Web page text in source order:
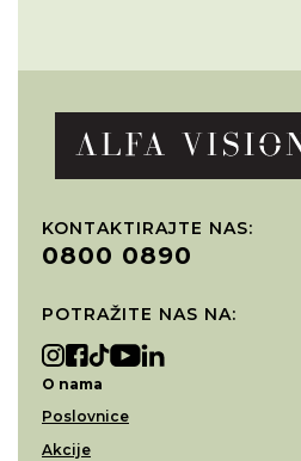
KONTAKTIRAJTE NAS:
0800 0890
POTRAŽITE NAS NA:
O nama
Poslovnice
Akcije